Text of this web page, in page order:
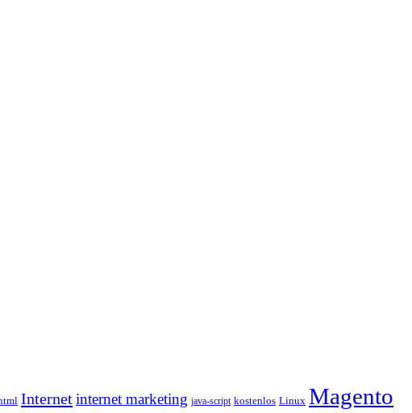
Internetinternet marketing java-script kostenlos Linux Magento